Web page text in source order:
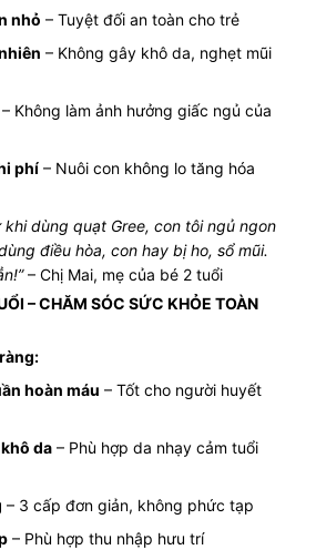
nhỏ – Tuyệt đối an toàn cho trẻ
– Không gây khô da, nghẹt mũi
– Không làm ảnh hưởng giấc ngủ của
phí – Nuôi con không lo tăng hóa
khi dùng quạt Gree, con tôi ngủ ngon
điều hòa, con hay bị ho, sổ mũi.
– Chị Mai, mẹ của bé 2 tuổi
– CHĂM SÓC SỨC KHỎE TOÀN
hoàn máu – Tốt cho người huyết
da – Phù hợp da nhạy cảm tuổi
– 3 cấp đơn giản, không phức tạp
– Phù hợp thu nhập hưu trí